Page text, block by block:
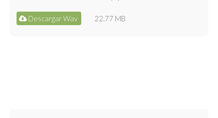
Descargar Wav 22.77 MB